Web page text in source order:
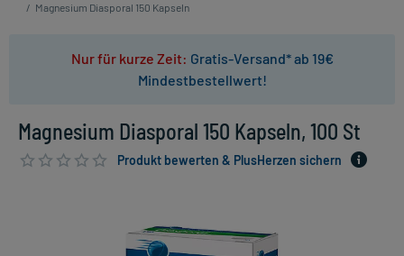
/ Magnesium Diasporal 150 Kapseln
Nur für kurze Zeit: Gratis-Versand* ab 19€
Mindestbestellwert!
Magnesium Diasporal 150 Kapseln, 100 St
Produkt bewerten & PlusHerzen sichern